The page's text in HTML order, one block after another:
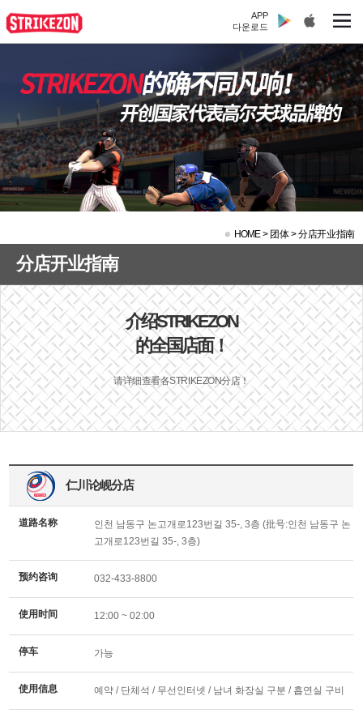
APP
다운로드
分店开业指南
HOME> 团体 >分店开业指南
介绍STRIKEZON
的全国店面！
请详细查看各STRIKEZON分店！
仁川论岘分店
道路名称
인천 남동구 논고개로123번길 35-, 3층 (批号:인천 남동구 논
고개로123번길 35-, 3층)
预约咨询 032-433-8800
使用时间 12:00 ~ 02:00
停车 가능
使用信息 예약 / 단체석 / 무선인터넷 / 남녀 화장실 구분 / 흡연실 구비